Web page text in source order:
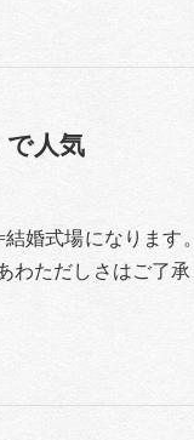
で人気
婚式場になります
わただしさはご了